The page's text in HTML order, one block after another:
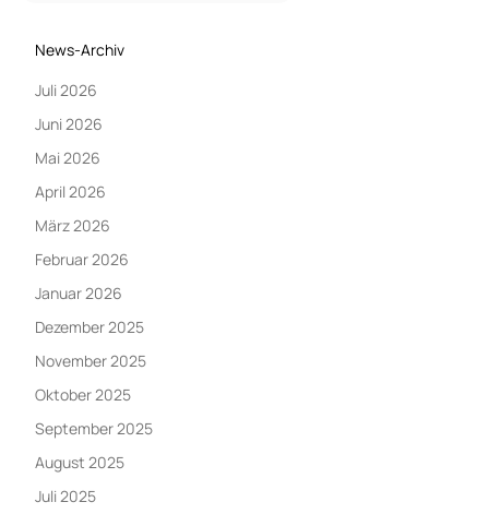
News-Archiv
Juli 2026
Juni 2026
Mai 2026
April 2026
März 2026
Februar 2026
Januar 2026
Dezember 2025
November 2025
Oktober 2025
September 2025
August 2025
Juli 2025